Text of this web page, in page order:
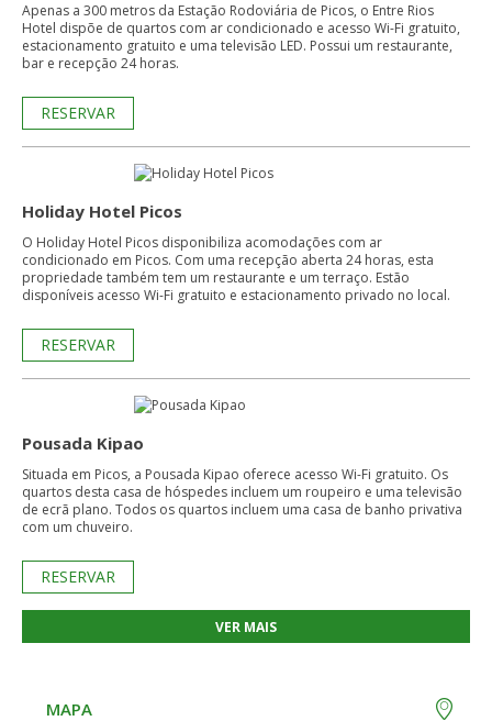
Apenas a 300 metros da Estação Rodoviária de Picos, o Entre Rios
Hotel dispõe de quartos com ar condicionado e acesso Wi-Fi gratuito,
estacionamento gratuito e uma televisão LED. Possui um restaurante,
bar e recepção 24 horas.
RESERVAR
Holiday Hotel Picos
O Holiday Hotel Picos disponibiliza acomodações com ar
condicionado em Picos. Com uma recepção aberta 24 horas, esta
propriedade também tem um restaurante e um terraço. Estão
disponíveis acesso Wi-Fi gratuito e estacionamento privado no local.
RESERVAR
Pousada Kipao
Situada em Picos, a Pousada Kipao oferece acesso Wi-Fi gratuito. Os
quartos desta casa de hóspedes incluem um roupeiro e uma televisão
de ecrã plano. Todos os quartos incluem uma casa de banho privativa
com um chuveiro.
RESERVAR
VER MAIS
MAPA